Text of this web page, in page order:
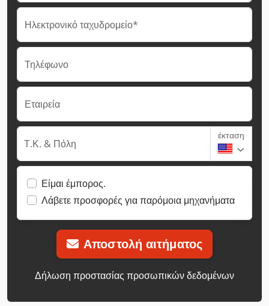
Ηλεκτρονικό ταχυδρομείο*
Τηλέφωνο
Εταιρεία
Τ.Κ. & Πόλη
έκταση
Είμαι έμπορος.
Λάβετε προσφορές για παρόμοια μηχανήματα
Αποστολή αιτήματος
Δήλωση προστασίας προσωπικών δεδομένων